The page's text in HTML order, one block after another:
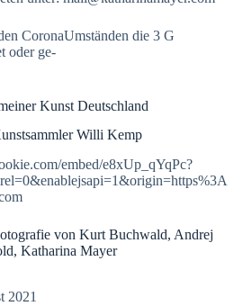
CoronaUmständen die 3 G
oder ge-
Kunst Deutschland
Willi Kemp
embed/e8xUp_qYqPc?
von Kurt Buchwald, Andrej
Katharina Mayer
2021